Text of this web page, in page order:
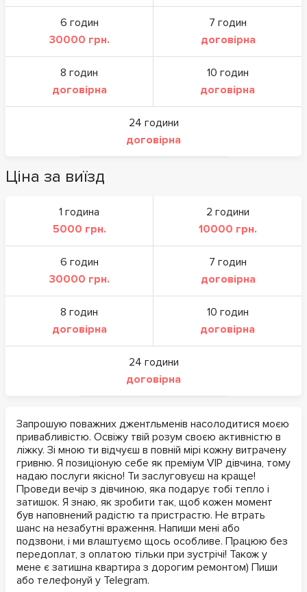
6 годин
30000 грн.
7 годин
договірна
8 годин
договірна
10 годин
договірна
24 години
договірна
Ціна за виїзд
1 година
5000 грн.
2 години
10000 грн.
6 годин
30000 грн.
7 годин
договірна
8 годин
договірна
10 годин
договірна
24 години
договірна
Запрошую поважних джентльменів насолодитися моєю
привабливістю. Освіжу твій розум своєю активністю в
ліжку. Зі мною ти відчуєш в повній мірі кожну витрачену
гривню. Я позиціоную себе як преміум VIP дівчина, тому
надаю послуги якісно! Ти заслуговуєш на краще!
Проведи вечір з дівчиною, яка подарує тобі тепло і
затишок. Я знаю, як зробити так, щоб кожен момент
був наповнений радістю та пристрастю. Не втрать
шанс на незабутні враження. Напиши мені або
подзвони, і ми влаштуємо щось особливе. Працюю без
передоплат, з оплатою тільки при зустрічі! Також у
мене є затишна квартира з дорогим ремонтом) Пиши
або телефонуй у Telegram.